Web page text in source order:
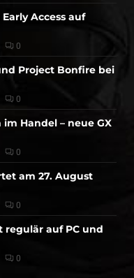
Access auf
0
Project Bonfire bei
0
im Handel – neue GX
0
am 27. August
0
regulär auf PC und
0